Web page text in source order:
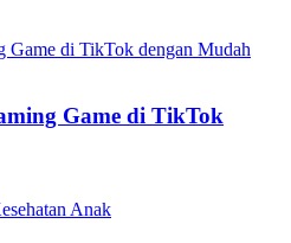
Game di TikTok